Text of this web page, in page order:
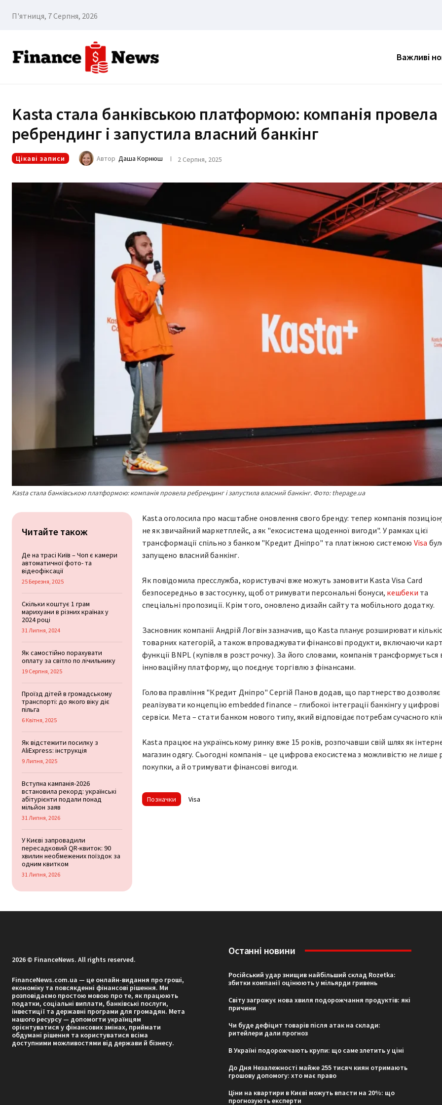
П'ятниця, 7 Серпня, 2026
Важливі
Kasta стала банківською платформою: компанія провела
ребрендинг і запустила власний банкінг
Цікаві записи Автор Даша Корнюш 2 Серпня, 2025
Kasta стала банківською платформою: компанія провела ребрендинг і запустила власний банкінг. Фото: thepage.ua
Читайте також
Де на трасі Київ – Чоп є камери
автоматичної фото- та
відеофіксації
25 Березня, 2025
Скільки коштує 1 грам
марихуани в різних країнах у
2024 році
31 Липня, 2024
Як самостійно порахувати
оплату за світло по лічильнику
19 Серпня, 2025
Проїзд дітей в громадському
транспорті: до якого віку діє
пільга
6 Квітня, 2025
Як відстежити посилку з
AliExpress: інструкція
9 Липня, 2025
Вступна кампанія-2026
встановила рекорд: українські
абітурієнти подали понад
мільйон заяв
31 Липня, 2026
У Києві запровадили
пересадковий QR-квиток: 90
хвилин необмежених поїздок за
одним квитком
31 Липня, 2026
Kasta оголосила про масштабне оновлення свого бренду: тепер компанія
не як звичайний маркетплейс, а як "екосистема щоденної вигоди". У рамках цієї
трансформації спільно з банком "Кредит Дніпро" та платіжною системою Visa
запущено власний банкінг.
Як повідомила пресслужба, користувачі вже можуть замовити Kasta Visa Card
безпосередньо в застосунку, щоб отримувати персональні бонуси, кешбеки та
спеціальні пропозиції. Крім того, оновлено дизайн сайту та мобільного додатку.
Засновник компанії Андрій Логвін зазначив, що Kasta планує розширювати
товарних категорій, а також впроваджувати фінансові продукти, включаючи
функції BNPL (купівля в розстрочку). За його словами, компанія трансформується
інноваційну платформу, що поєднує торгівлю з фінансами.
Голова правління "Кредит Дніпро" Сергій Панов додав, що партнерство дозволяє
реалізувати концепцію embedded finance – глибокої інтеграції банкінгу у цифрові
сервіси. Мета – стати банком нового типу, який відповідає потребам сучасного
Kasta працює на українському ринку вже 15 років, розпочавши свій шлях як
магазин одягу. Сьогодні компанія – це цифрова екосистема з можливістю не лише
покупки, а й отримувати фінансові вигоди.
Позначки Visa
2026 © FinanceNews. All rights reserved.
FinanceNews.com.ua — це онлайн-видання про гроші,
економіку та повсякденні фінансові рішення. Ми
розповідаємо простою мовою про те, як працюють
податки, соціальні виплати, банківські послуги,
інвестиції та державні програми для громадян. Мета
нашого ресурсу — допомогти українцям
орієнтуватися у фінансових змінах, приймати
обдумані рішення та користуватися всіма
доступними можливостями від держави й бізнесу.
Останні новини
Російський удар знищив найбільший склад Rozetka:
збитки компанії оцінюють у мільярди гривень
Світу загрожує нова хвиля подорожчання продуктів: які
причини
Чи буде дефіцит товарів після атак на склади:
ритейлери дали прогноз
В Україні подорожчають крупи: що саме злетить у ціні
До Дня Незалежності майже 255 тисяч киян отримають
грошову допомогу: хто має право
Ціни на квартири в Києві можуть впасти на 20%: що
прогнозують експерти